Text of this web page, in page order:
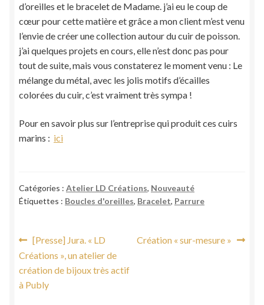
d’oreilles et le bracelet de Madame. j’ai eu le coup de
cœur pour cette matière et grâce a mon client m’est venu
l’envie de créer une collection autour du cuir de poisson.
j’ai quelques projets en cours, elle n’est donc pas pour
tout de suite, mais vous constaterez le moment venu : Le
mélange du métal, avec les jolis motifs d’écailles
colorées du cuir, c’est vraiment très sympa !
Pour en savoir plus sur l’entreprise qui produit ces cuirs
marins : ici
Catégories : Atelier LD Créations, Nouveauté
Étiquettes : Boucles d'oreilles, Bracelet, Parrure
Navigation
de
l’article
Article
précédent :
[Presse] Jura. « LD
Créations », un atelier de
création de bijoux très actif
à Publy
Article
Création « sur-mesure »